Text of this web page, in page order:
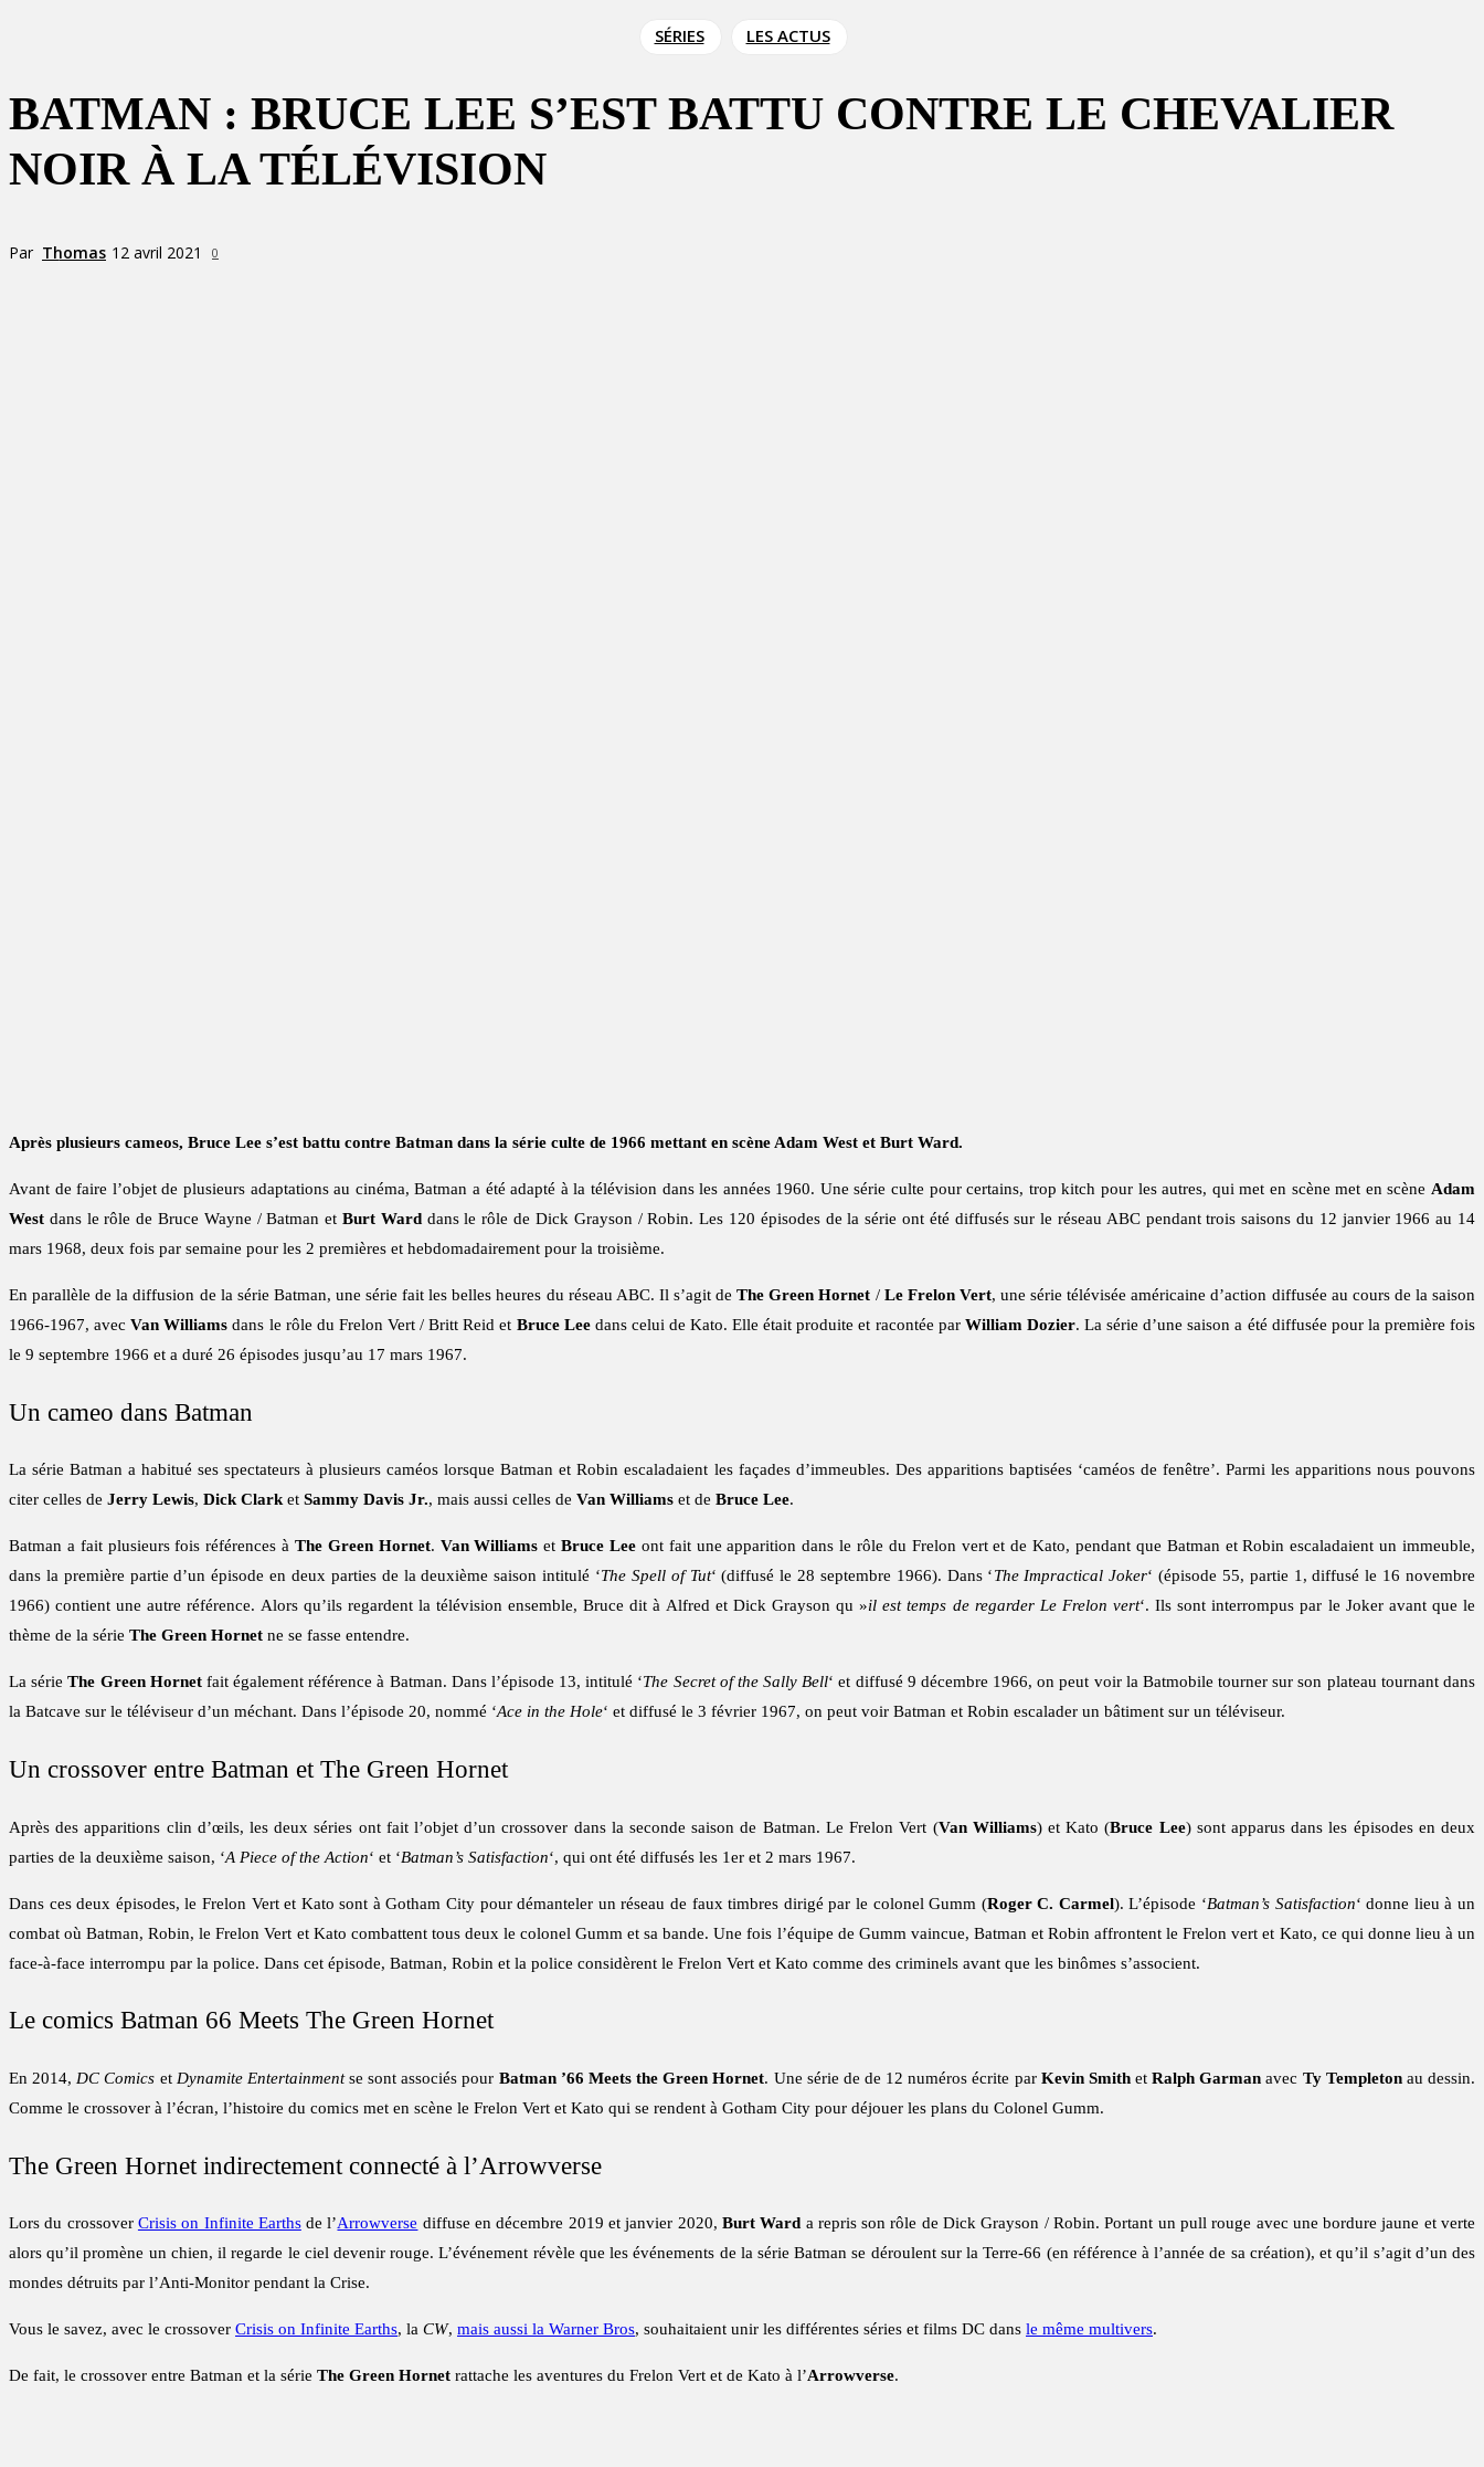
SÉRIES LES ACTUS
BATMAN : BRUCE LEE S’EST BATTU CONTRE LE CHEVALIER
NOIR À LA TÉLÉVISION
Par Thomas 12 avril 2021 0
Après plusieurs cameos, Bruce Lee s’est battu contre Batman dans la série culte de 1966 mettant en scène Adam West et Burt Ward.
Avant de faire l’objet de plusieurs adaptations au cinéma, Batman a été adapté à la télévision dans les années 1960. Une série culte pour certains, trop kitch pour les autres, qui met en scène met en scène Adam
West dans le rôle de Bruce Wayne / Batman etBurt Warddans le rôle de Dick Grayson / Robin. Les 120 épisodes de la série ont été diffusés sur le réseau ABC pendant trois saisons du 12 janvier 1966 au 14
mars 1968, deux fois par semaine pour les 2 premières et hebdomadairement pour la troisième.
En parallèle de la diffusion de la série Batman, une série fait les belles heures du réseau ABC. Il s’agit deThe Green Hornet / Le Frelon Vert, une série télévisée américaine d’action diffusée au cours de la saison
1966-1967, avecVan Williams dans le rôle du Frelon Vert / Britt Reid et Bruce Leedans celui de Kato. Elle était produite et racontée par William Dozier. La série d’une saison a été diffusée pour la première fois
le 9 septembre 1966 et a duré 26 épisodes jusqu’au 17 mars 1967.
Un cameo dans Batman
La série Batman a habitué ses spectateurs à plusieurs caméos lorsque Batman et Robin escaladaient les façades d’immeubles. Des apparitions baptisées ‘caméos de fenêtre’. Parmi les apparitions nous pouvons
citer celles de Jerry Lewis, Dick Clarket Sammy Davis Jr., mais aussi celles de Van Williams et de Bruce Lee.
Batman a fait plusieurs fois références à The Green Hornet. Van Williams etBruce Lee ont fait une apparition dans le rôle du Frelon vert et de Kato, pendant que Batman et Robin escaladaient un immeuble,
dans la première partie d’un épisode en deux parties de la deuxième saison intitulé ‘The Spell of Tut‘ (diffusé le 28 septembre 1966). Dans ‘The Impractical Joker‘ (épisode 55, partie 1, diffusé le 16 novembre
1966) contient une autre référence. Alors qu’ils regardent la télévision ensemble, Bruce dit à Alfred et Dick Grayson qu »il est temps de regarder Le Frelon vert‘. Ils sont interrompus par le Joker avant que le
thème de la série The Green Hornet ne se fasse entendre.
La sérieThe Green Hornetfait également référence à Batman. Dans l’épisode 13, intitulé ‘The Secret of the Sally Bell‘ et diffusé 9 décembre 1966, on peut voir la Batmobile tourner sur son plateau tournant dans
la Batcave sur le téléviseur d’un méchant. Dans l’épisode 20, nommé ‘Ace in the Hole‘ et diffusé le 3 février 1967, on peut voir Batman et Robin escalader un bâtiment sur un téléviseur.
Un crossover entre Batman et The Green Hornet
Après des apparitions clin d’œils, les deux séries ont fait l’objet d’un crossover dans la seconde saison de Batman. Le Frelon Vert (Van Williams) et Kato (Bruce Lee) sont apparus dans les épisodes en deux
parties de la deuxième saison, ‘A Piece of the Action‘ et ‘Batman’s Satisfaction‘, qui ont été diffusés les 1er et 2 mars 1967.
Dans ces deux épisodes, le Frelon Vert et Kato sont à Gotham City pour démanteler un réseau de faux timbres dirigé par le colonel Gumm (Roger C. Carmel). L’épisode ‘Batman’s Satisfaction‘ donne lieu à un
combat où Batman, Robin, le Frelon Vert et Kato combattent tous deux le colonel Gumm et sa bande. Une fois l’équipe de Gumm vaincue, Batman et Robin affrontent le Frelon vert et Kato, ce qui donne lieu à un
face-à-face interrompu par la police. Dans cet épisode, Batman, Robin et la police considèrent le Frelon Vert et Kato comme des criminels avant que les binômes s’associent.
Le comics Batman 66 Meets The Green Hornet
En 2014, DC Comics et Dynamite Entertainmentse sont associés pour Batman ’66 Meets the Green Hornet. Une série de de 12 numéros écrite par Kevin SmithetRalph Garman avec Ty Templetonau dessin.
Comme le crossover à l’écran, l’histoire du comics met en scène le Frelon Vert et Kato qui se rendent à Gotham City pour déjouer les plans du Colonel Gumm.
The Green Hornet indirectement connecté à l’Arrowverse
Lors du crossover Crisis on Infinite Earthsde l’Arrowverse diffuse en décembre 2019 et janvier 2020, Burt Ward a repris son rôle de Dick Grayson / Robin. Portant un pull rouge avec une bordure jaune et verte
alors qu’il promène un chien, il regarde le ciel devenir rouge. L’événement révèle que les événements de la série Batman se déroulent sur la Terre-66 (en référence à l’année de sa création), et qu’il s’agit d’un des
mondes détruits par l’Anti-Monitor pendant la Crise.
Vous le savez, avec le crossover Crisis on Infinite Earths, la CW, mais aussi la Warner Bros, souhaitaient unir les différentes séries et films DC dans le même multivers.
De fait, le crossover entre Batman et la série The Green Hornet rattache les aventures du Frelon Vert et de Kato à l’Arrowverse.